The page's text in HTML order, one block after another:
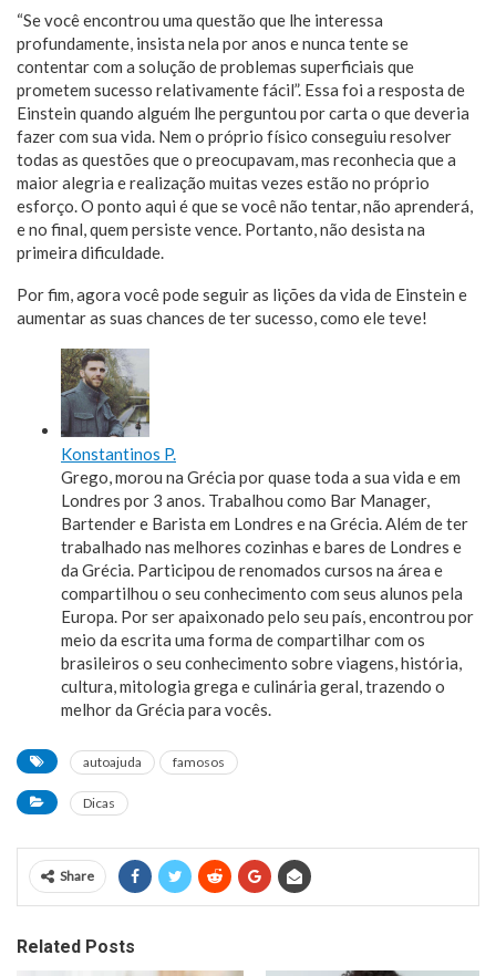
“Se você encontrou uma questão que lhe interessa
profundamente, insista nela por anos e nunca tente se
contentar com a solução de problemas superficiais que
prometem sucesso relativamente fácil”. Essa foi a resposta de
Einstein quando alguém lhe perguntou por carta o que deveria
fazer com sua vida. Nem o próprio físico conseguiu resolver
todas as questões que o preocupavam, mas reconhecia que a
maior alegria e realização muitas vezes estão no próprio
esforço. O ponto aqui é que se você não tentar, não aprenderá,
e no final, quem persiste vence. Portanto, não desista na
primeira dificuldade.
Por fim, agora você pode seguir as lições da vida de Einstein e
aumentar as suas chances de ter sucesso, como ele teve!
Konstantinos P.
Grego, morou na Grécia por quase toda a sua vida e em
Londres por 3 anos. Trabalhou como Bar Manager,
Bartender e Barista em Londres e na Grécia. Além de ter
trabalhado nas melhores cozinhas e bares de Londres e
da Grécia. Participou de renomados cursos na área e
compartilhou o seu conhecimento com seus alunos pela
Europa. Por ser apaixonado pelo seu país, encontrou por
meio da escrita uma forma de compartilhar com os
brasileiros o seu conhecimento sobre viagens, história,
cultura, mitologia grega e culinária geral, trazendo o
melhor da Grécia para vocês.
autoajuda famosos
Dicas
Share
Related Posts